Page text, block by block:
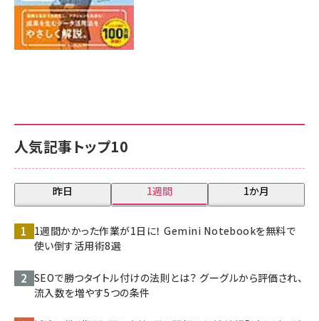
人気記事トップ10
昨日 1週間 1か月
1週間かかった作業が1日に！ Gemini Notebookを無料で
使い倒す活用術8選
SEOで勝つタイトル付けの法則とは？ グーグルから評価され、
流入数を増やす5つの条件